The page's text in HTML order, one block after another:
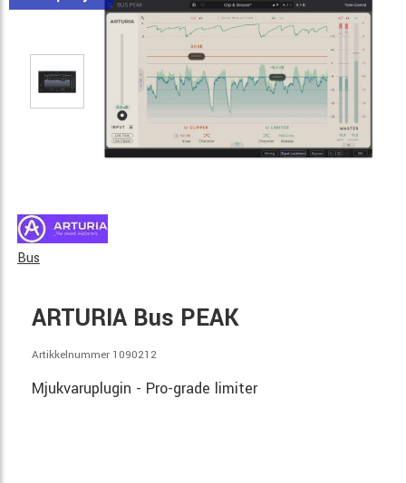
Bus
ARTURIA Bus PEAK
Artikkelnummer 1090212
Mjukvaruplugin - Pro-grade limiter